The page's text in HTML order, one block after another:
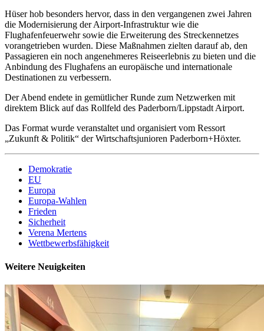
Hüser hob besonders hervor, dass in den vergangenen zwei Jahren
die Modernisierung der Airport-Infrastruktur wie die
Flughafenfeuerwehr sowie die Erweiterung des Streckennetzes
vorangetrieben wurden. Diese Maßnahmen zielten darauf ab, den
Passagieren ein noch angenehmeres Reiseerlebnis zu bieten und die
Anbindung des Flughafens an europäische und internationale
Destinationen zu verbessern.
Der Abend endete in gemütlicher Runde zum Netzwerken mit
direktem Blick auf das Rollfeld des Paderborn/Lippstadt Airport.
Das Format wurde veranstaltet und organisiert vom Ressort
„Zukunft & Politik“ der Wirtschaftsjunioren Paderborn+Höxter.
Demokratie
EU
Europa
Europa-Wahlen
Frieden
Sicherheit
Verena Mertens
Wettbewerbsfähigkeit
Weitere Neuigkeiten